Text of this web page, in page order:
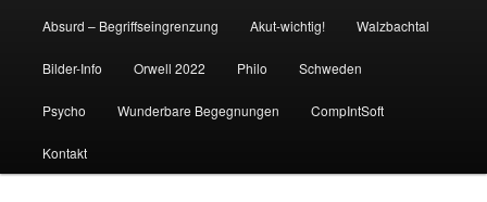
Absurd – Begriffseingrenzung Akut-wichtig! Walzbachtal
Bilder-Info Orwell 2022 Philo Schweden
Psycho Wunderbare Begegnungen CompIntSoft
Kontakt